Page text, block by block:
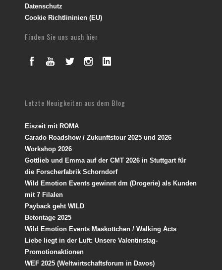
Datenschutz
Cookie Richtlininien (EU)
Finden Sie uns auch hier
Letzte Neuigkeiten aus dem Blog
Eiszeit mit ROMA
Carado Roadshow / Zukunftstour 2025 und 2026
Workshop 2026
Gottlieb und Emma auf der CMT 2026 in Stuttgart für
die Forscherfabrik Schorndorf
Wild Emotion Events gewinnt dm (Drogerie) als Kunden
mit 7 Filalen
Payback geht WILD
Betontage 2025
Wild Emotion Events Maskottchen / Walking Acts
Liebe liegt in der Luft: Unsere Valentinstag-
Promotionaktionen
WEF 2025 (Weltwirtschaftsforum in Davos)